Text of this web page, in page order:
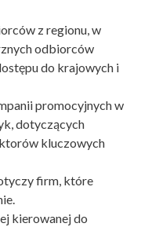
z regionu, w
odbiorców
do krajowych i
promocyjnych w
dotyczących
kluczowych
firm, które
kierowanej do